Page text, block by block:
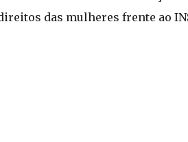
das mulheres frente ao